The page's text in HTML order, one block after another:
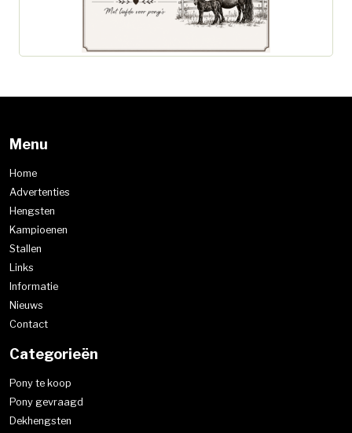
Menu
Home
Advertenties
Hengsten
Kampioenen
Stallen
Links
Informatie
Nieuws
Contact
Categorieën
Pony te koop
Pony gevraagd
Dekhengsten